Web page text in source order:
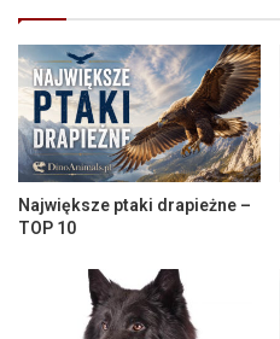
Największe ptaki drapieżne –
TOP 10